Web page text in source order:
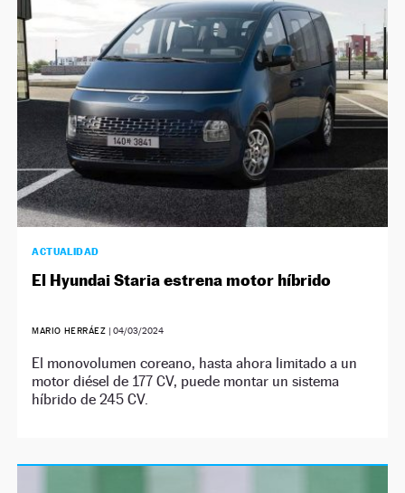
ACTUALIDAD
El Hyundai Staria estrena motor híbrido
MARIO HERRÁEZ | 04/03/2024
El monovolumen coreano, hasta ahora limitado a un
motor diésel de 177 CV, puede montar un sistema
híbrido de 245 CV.